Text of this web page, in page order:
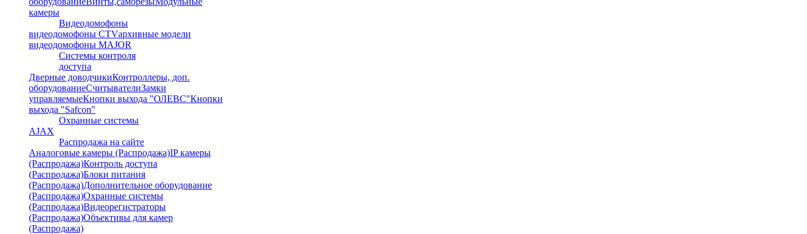
камеры
Видеодомофоны
видеодомофоны CTVархивные модели
видеодомофоны MAJOR
Системы контроля
доступа
Дверные доводчикиКонтроллеры, доп.
оборудованиеСчитывателиЗамки
управляемыеКнопки выхода "ОЛЕВС"Кнопки
выхода "Safcon"
Охранные системы
AJAX
Распродажа на сайте
Аналоговые камеры (Распродажа)IP камеры
(Распродажа)Контроль доступа
(Распродажа)Блоки питания
(Распродажа)Дополнительное оборудование
(Распродажа)Охранные системы
(Распродажа)Видеорегистраторы
(Распродажа)Объективы для камер
(Распродажа)